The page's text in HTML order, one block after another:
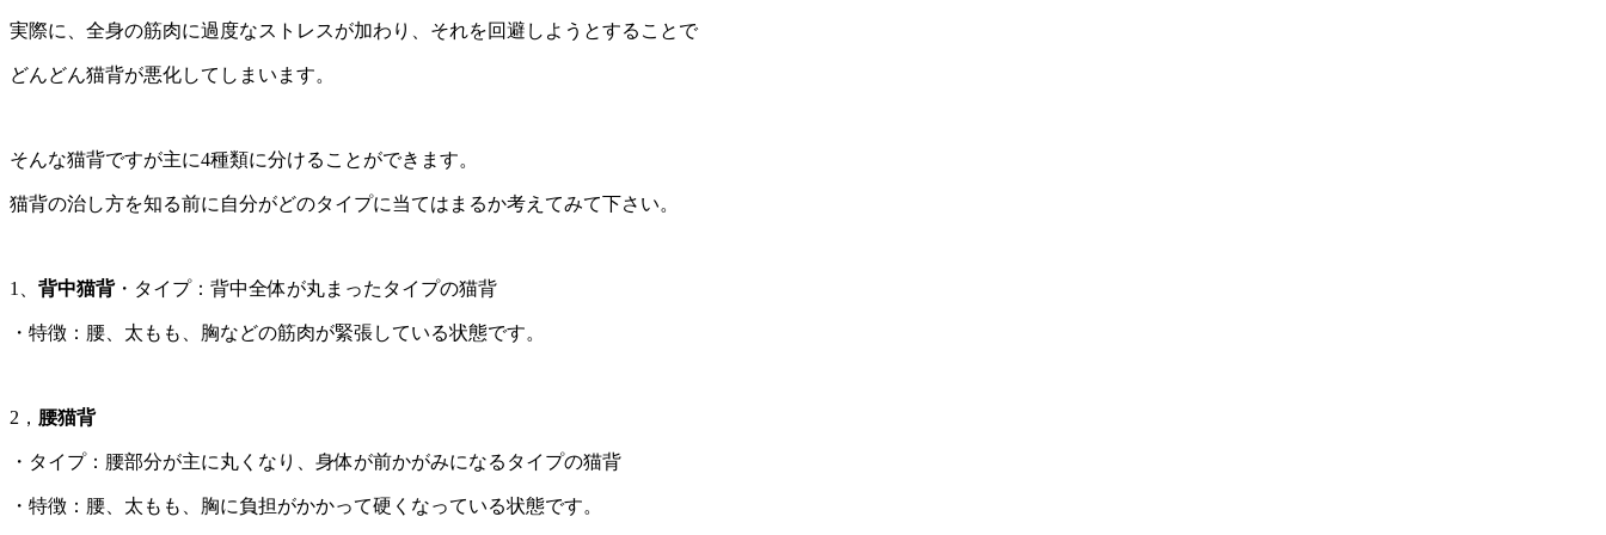
実際に、全身の筋肉に過度なストレスが加わり、それを回避しようとすることで
どんどん猫背が悪化してしまいます。
そんな猫背ですが主に4種類に分けることができます。
猫背の治し方を知る前に自分がどのタイプに当てはまるか考えてみて下さい。
1、 背中猫背・タイプ：背中全体が丸まったタイプの猫背
・特徴：腰、太もも、胸などの筋肉が緊張している状態です。
2， 腰猫背
・タイプ：腰部分が主に丸くなり、身体が前かがみになるタイプの猫背
・特徴：腰、太もも、胸に負担がかかって硬くなっている状態です。